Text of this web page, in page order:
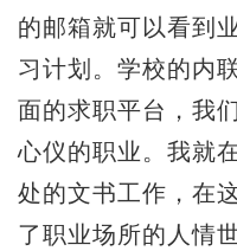
的邮箱就可以看到
习计划。学校的内
面的求职平台，我
心仪的职业。我就
处的文书工作，在
了职业场所的人情